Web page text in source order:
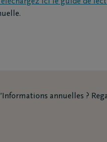
Geste du cœur
ici le guide de
annuelles ?